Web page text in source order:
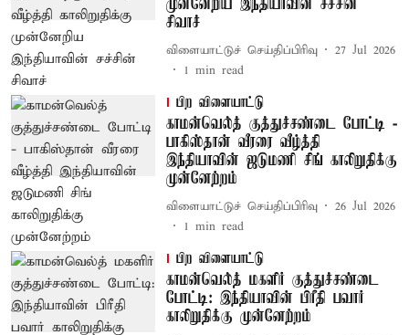
முன்னேறிய இந்தியாவின் சச்சின்
சிவாச்
விளையாட்டுச் செய்திப்பிரிவு
27 Jul 2026
1 min read
பிற விளையாட்டு
காமன்வெல்த் குத்துச்சண்டை போட்டி -
பாகிஸ்தான் வீரரை வீழ்த்தி
இந்தியாவின் ஜடுமணி சிங் காலிறுதிக்கு
முன்னேற்றம்
விளையாட்டுச் செய்திப்பிரிவு
26 Jul 2026
1 min read
பிற விளையாட்டு
காமன்வெல்த் மகளிர் குத்துச்சண்டை
போட்டி: இந்தியாவின் பிரீதி பவார்
காலிறுதிக்கு முன்னேற்றம்